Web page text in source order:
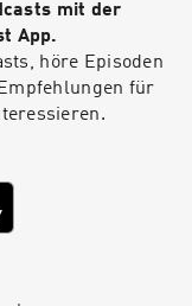
mit der
App.
höre Episoden
für